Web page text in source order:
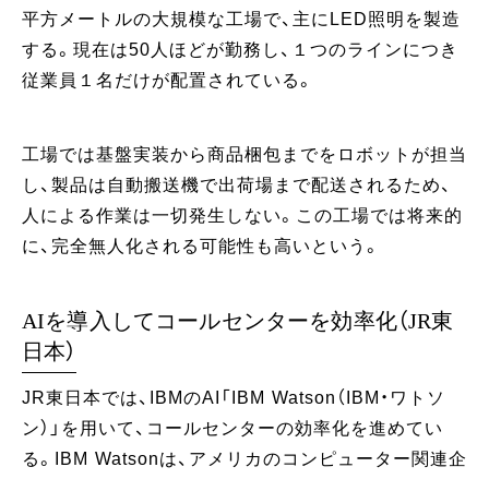
平方メートルの大規模な工場で、主にLED照明を製造
する。現在は50人ほどが勤務し、１つのラインにつき
従業員１名だけが配置されている。
工場では基盤実装から商品梱包までをロボットが担当
し、製品は自動搬送機で出荷場まで配送されるため、
人による作業は一切発生しない。この工場では将来的
に、完全無人化される可能性も高いという。
AIを導入してコールセンターを効率化（JR東
日本）
JR東日本では、IBMのAI「IBM Watson（IBM・ワトソ
ン）」を用いて、コールセンターの効率化を進めてい
る。IBM Watsonは、アメリカのコンピューター関連企